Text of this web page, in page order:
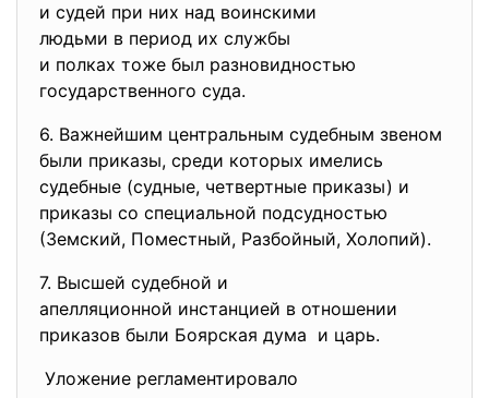
и судей при них над воинскими
людьми в период их службы
и полках тоже был разновидностью
государственного суда.
6. Важнейшим центральным судебным звеном
были приказы, среди которых имелись
судебные (судные, четвертные приказы) и
приказы со специальной подсудностью
(Земский, Поместный, Разбойный, Холопий).
7. Высшей судебной и
апелляционной инстанцией в отношении
приказов были Боярская дума и царь.
Уложение регламентировало